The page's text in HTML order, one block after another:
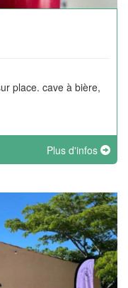
place. cave à bière,
Plus d'infos